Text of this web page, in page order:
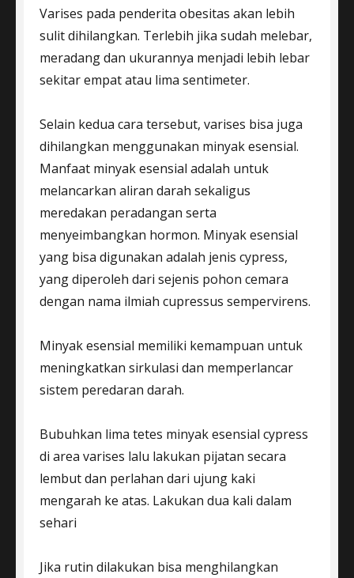
Varises pada penderita obesitas akan lebih
sulit dihilangkan. Terlebih jika sudah melebar,
meradang dan ukurannya menjadi lebih lebar
sekitar empat atau lima sentimeter.
Selain kedua cara tersebut, varises bisa juga
dihilangkan menggunakan minyak esensial.
Manfaat minyak esensial adalah untuk
melancarkan aliran darah sekaligus
meredakan peradangan serta
menyeimbangkan hormon. Minyak esensial
yang bisa digunakan adalah jenis cypress,
yang diperoleh dari sejenis pohon cemara
dengan nama ilmiah cupressus sempervirens.
Minyak esensial memiliki kemampuan untuk
meningkatkan sirkulasi dan memperlancar
sistem peredaran darah.
Bubuhkan lima tetes minyak esensial cypress
di area varises lalu lakukan pijatan secara
lembut dan perlahan dari ujung kaki
mengarah ke atas. Lakukan dua kali dalam
sehari
Jika rutin dilakukan bisa menghilangkan